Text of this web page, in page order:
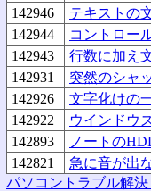
142946
テキストの
142944
コントロー
142943
行数に加え
142931
突然のシャ
142926
文字化けの
142922
ウインドウ
142893
ノートの
142821
急に音が出
パソコントラブル解